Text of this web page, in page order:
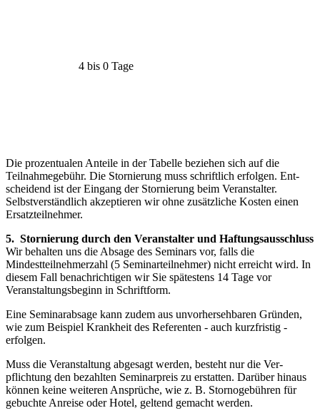
4 bis 0 Tage
Die prozentualen Anteile in der Tabelle beziehen sich auf die
Teilnahmegebühr. Die Stornierung muss schriftlich erfolgen. Ent­
scheidend ist der Eingang der Stornierung beim Veranstalter.
Selbstverständ­lich akzeptieren wir ohne zusätzliche Kosten einen
Ersatzteilnehmer.
5. Stornierung durch den Veranstalter und Haftungsausschluss
Wir behalten uns die Absage des Seminars vor, falls die
Mindestteilnehmerzahl (5 Seminarteilnehmer) nicht erreicht wird. In
diesem Fall benachrichtigen wir Sie spätestens 14 Tage vor
Veranstaltungsbeginn in Schriftform.
Eine Seminarabsage kann zudem aus unvorhersehbaren Gründen,
wie zum Beispiel Krankheit des Referenten - auch kurz­fristig -
erfolgen.
Muss die Veranstaltung abgesagt werden, besteht nur die Ver­
pflichtung den bezahlten Seminarpreis zu erstat­ten. Darüber hin­aus
können keine weiteren Ansprüche, wie z. B. Stornoge­bühren für
gebuchte Anreise oder Hotel, geltend gemacht wer­den.